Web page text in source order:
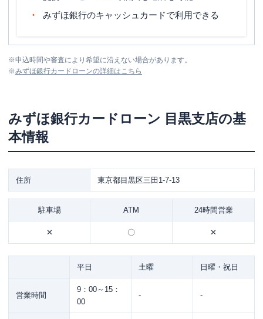
みずほ銀行のキャッシュカードで利用できる
※申込時間や審査により希望に沿えない場合があります。
※みずほ銀行カードローンの詳細はこちら
みずほ銀行カードローン 目黒支店の基
本情報
住所 東京都目黒区三田1-7-13
駐車場 ATM 24時間営業
✕ 〇 ✕
平日 土曜 日曜・祝日
営業時間
9：00～15：
00
- -